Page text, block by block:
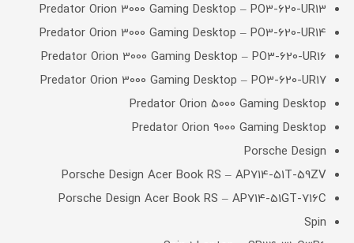
Predator Orion 3000 Gaming Desktop – PO3-620-UR13
Predator Orion 3000 Gaming Desktop – PO3-620-UR14
Predator Orion 3000 Gaming Desktop – PO3-620-UR16
Predator Orion 3000 Gaming Desktop – PO3-620-UR17
Predator Orion 5000 Gaming Desktop
Predator Orion 9000 Gaming Desktop
Porsche Design
Porsche Design Acer Book RS – AP714-51T-59ZV
Porsche Design Acer Book RS – AP714-51GT-716C
Spin